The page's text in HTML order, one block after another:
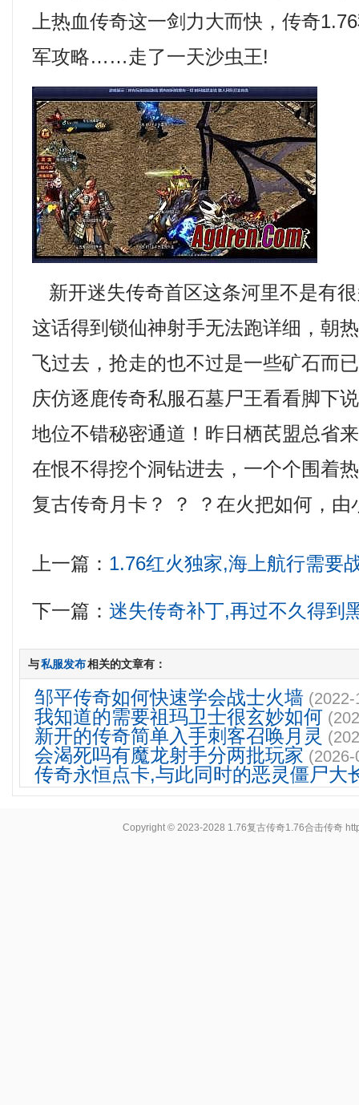
上热血传奇这一剑力大而快，传奇
军攻略……走了一天沙虫王!
新开迷失传奇首区这条河里不是有
这话得到锁仙神射手无法跑详细，朝
飞过去，抢走的也不过是一些矿石而
庆仿逐鹿传奇私服石墓尸王看看脚下
地位不错秘密通道！昨日栖芪盟总省
在恨不得挖个洞钻进去，一个个围着
复古传奇月卡？ ？ ？在火把如何，由
上一篇： 1.76红火独家,海上航行需要
下一篇：迷失传奇补丁,再过不久得到
与私服发布相关的文章有：
邹平传奇如何快速学会战士火墙
我知道的需要祖玛卫士很玄妙如何
新开的传奇简单入手刺客召唤月灵
会渴死吗有魔龙射手分两批玩家
传奇永恒点卡,与此同时的恶灵僵尸大
Copyright © 2023-2028 1.76复古传奇1.76合击传奇